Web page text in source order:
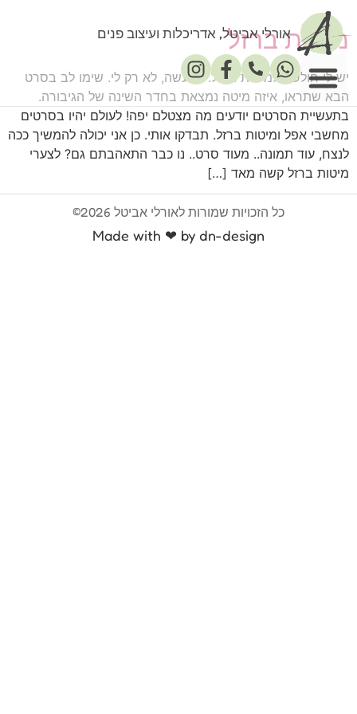
אורלי אביטל, אדריכלות ועיצוב פנים
מיטות ברזל
יש לי חולשה למיטות ברזל. למעשה, לא רק לי. שימו לב בסרט
הבא שתראו, איזה מיטה נמצאת בחדר השינה של הגיבורה.
בתעשיית הסרטים יודעים מה מצטלם יפה! לעולם יהיו בסרטים
מחשבי אפל ומיטות ברזל. תבדקו אותי. כן אני יכולה להמשיך ככה
לנצח, עוד תמונה.. מעוד סרט.. נו כבר התאהבתם גם? לצערי
מיטות ברזל קשה מאד […]
כל הזכויות שמורות לאורלי אביטל 2026©
Made with ❤ by dn-design